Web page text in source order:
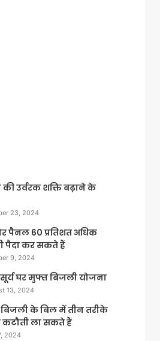
उर्वरक शक्ति बढ़ाने के
23, 2024
पैनल 60 प्रतिशत अधिक
पैदा कर सकते हैं
9, 2024
घर मुफ्त बिजली योजना
13, 2024
के बिल में तीन तरीके
ला सकते हैं
2024